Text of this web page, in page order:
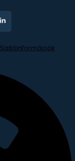
Sajtóinformációk